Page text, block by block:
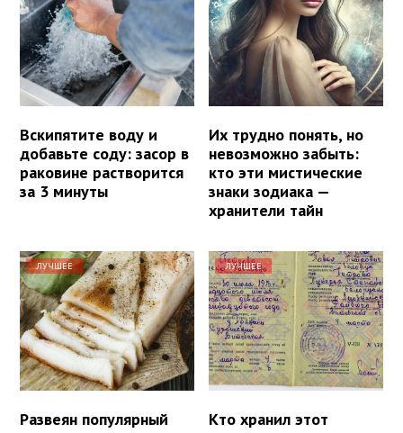
Вскипятите воду и
добавьте соду: засор в
раковине растворится
за 3 минуты
Их трудно понять, но
невозможно забыть:
кто эти мистические
знаки зодиака —
хранители тайн
ЛУЧШЕЕ
Развеян популярный
ЛУЧШЕЕ
Кто хранил этот